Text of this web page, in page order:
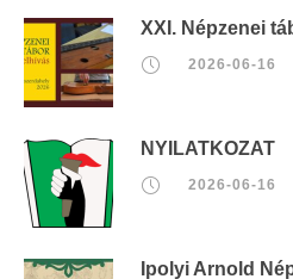
XXI. Népzenei
2026-06-16
NYILATKOZAT
2026-06-16
Ipolyi Arnold